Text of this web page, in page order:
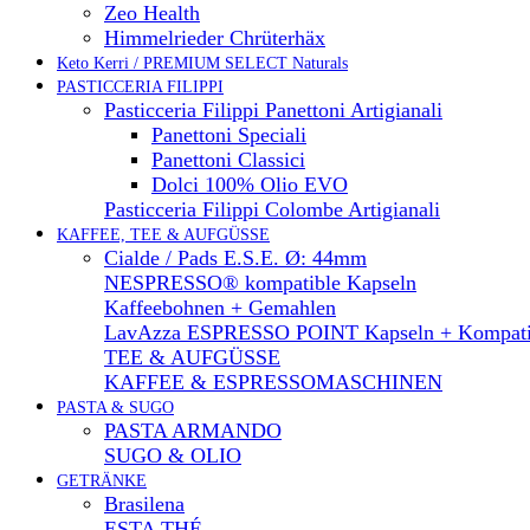
Zeo Health
Himmelrieder Chrüterhäx
Keto Kerri / PREMIUM SELECT Naturals
PASTICCERIA FILIPPI
Pasticceria Filippi Panettoni Artigianali
Panettoni Speciali
Panettoni Classici
Dolci 100% Olio EVO
Pasticceria Filippi Colombe Artigianali
KAFFEE, TEE & AUFGÜSSE
Cialde / Pads E.S.E. Ø: 44mm
NESPRESSO® kompatible Kapseln
Kaffeebohnen + Gemahlen
LavAzza ESPRESSO POINT Kapseln +
TEE & AUFGÜSSE
KAFFEE & ESPRESSOMASCHINEN
PASTA & SUGO
PASTA ARMANDO
SUGO & OLIO
GETRÄNKE
Brasilena